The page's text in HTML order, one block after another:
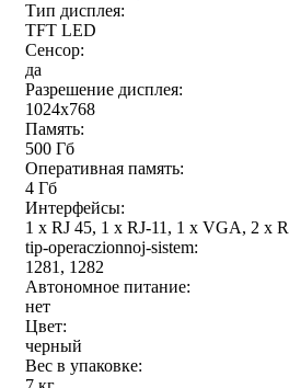
Тип дисплея:
TFT LED
Сенсор:
да
Разрешение дисплея:
1024x768
Память:
500 Гб
Оперативная память:
4 Гб
Интерфейсы:
1 x RJ 45, 1 x RJ-11, 1 x VGA, 2 x
tip-operaczionnoj-sistem:
1281, 1282
Автономное питание:
нет
Цвет:
черный
Вес в упаковке: